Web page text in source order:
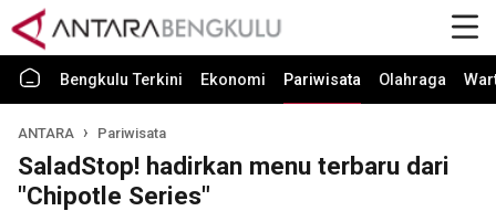
Bengkulu Terkini Ekonomi Pariwisata Olahraga
ANTARA Pariwisata
SaladStop! hadirkan menu terbaru dari
"Chipotle Series"